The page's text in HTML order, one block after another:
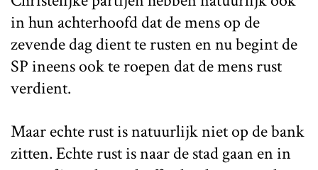
in hun achterhoofd dat de mens op de
zevende dag dient te rusten en nu begint de
SP ineens ook te roepen dat de mens rust
verdient.
Maar echte rust is natuurlijk niet op de bank
zitten. Echte rust is naar de stad gaan en in